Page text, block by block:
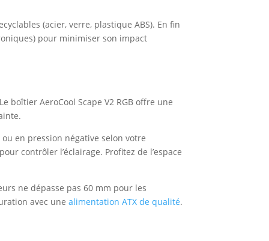
(acier, verre, plastique ABS). En fin
pour minimiser son impact
boîtier AeroCool Scape V2 RGB offre une
en pression négative selon votre
contrôler l’éclairage. Profitez de l’espace
ne dépasse pas 60 mm pour les
avec unealimentation ATX de qualité.